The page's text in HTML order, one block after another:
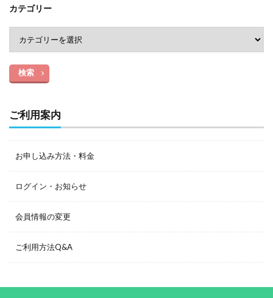
カテゴリー
検索
ご利用案内
お申し込み方法・料金
ログイン・お知らせ
会員情報の変更
ご利用方法Q&A